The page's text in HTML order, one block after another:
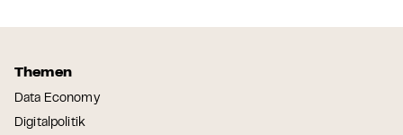
Themen
Data Economy
Digitalpolitik